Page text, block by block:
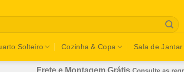
Solteiro Cozinha & Copa Sala de Jantar
Frete e Montagem Grátis